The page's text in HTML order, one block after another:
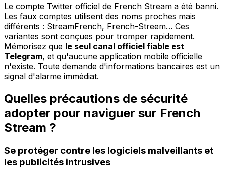
Le compte Twitter officiel de French Stream a été banni.
Les faux comptes utilisent des noms proches mais
différents : StreamFrench, French-Streem… Ces
variantes sont conçues pour tromper rapidement.
Mémorisez que le seul canal officiel fiable est
Telegram, et qu'aucune application mobile officielle
n'existe. Toute demande d'informations bancaires est un
signal d'alarme immédiat.
Quelles précautions de sécurité
adopter pour naviguer sur French
Stream ?
Se protéger contre les logiciels malveillants et
les publicités intrusives